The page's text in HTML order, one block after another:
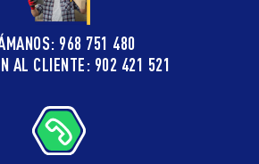
968 751 480
AL CLIENTE: 902 421 521